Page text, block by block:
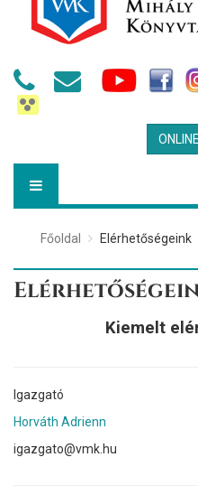
Főoldal Elérhetőségeink
Kiemelt
Igazgató
Horváth Adrienn
igazgato@vmk.hu